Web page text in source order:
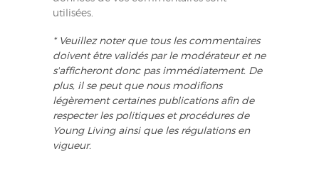
utilisées.
* Veuillez noter que tous les commentaires
doivent être validés par le modérateur et ne
s'afficheront donc pas immédiatement. De
plus, il se peut que nous modifions
légèrement certaines publications afin de
respecter les politiques et procédures de
Young Living ainsi que les régulations en
vigueur.